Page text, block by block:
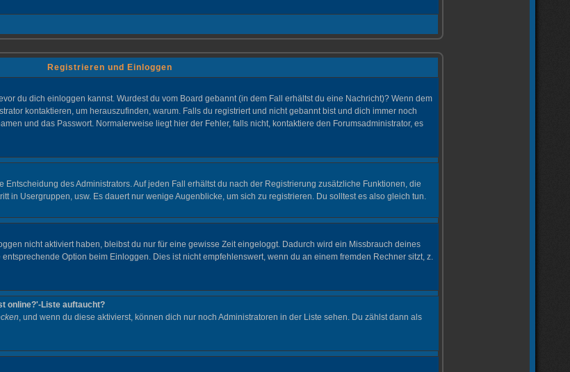
Registrieren und Einloggen
du dich einloggen kannst. Wurdest du vom Board gebannt (in dem Fall erhältst du eine Nachricht)? Wenn dem
kontaktieren, um herauszufinden, warum. Falls du registriert und nicht gebannt bist und dich immer noch
und das Passwort. Normalerweise liegt hier der Fehler, falls nicht, kontaktiere den Forumsadministrator, es
Entscheidung des Administrators. Auf jeden Fall erhältst du nach der Registrierung zusätzliche Funktionen, die
in Usergruppen, usw. Es dauert nur wenige Augenblicke, um sich zu registrieren. Du solltest es also gleich tun.
nicht aktiviert haben, bleibst du nur für eine gewisse Zeit eingeloggt. Dadurch wird ein Missbrauch deines
Option beim Einloggen. Dies ist nicht empfehlenswert, wenn du an einem fremden Rechner sitzt, z.
online?'-Liste auftaucht?
, und wenn du diese aktivierst, können dich nur noch Administratoren in der Liste sehen. Du zählst dann als